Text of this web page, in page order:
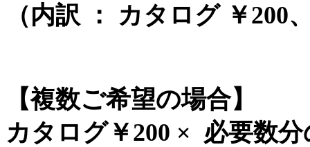
（内訳 ： カタログ ￥200
【複数ご希望の場合】
カタログ￥200 × 必要数